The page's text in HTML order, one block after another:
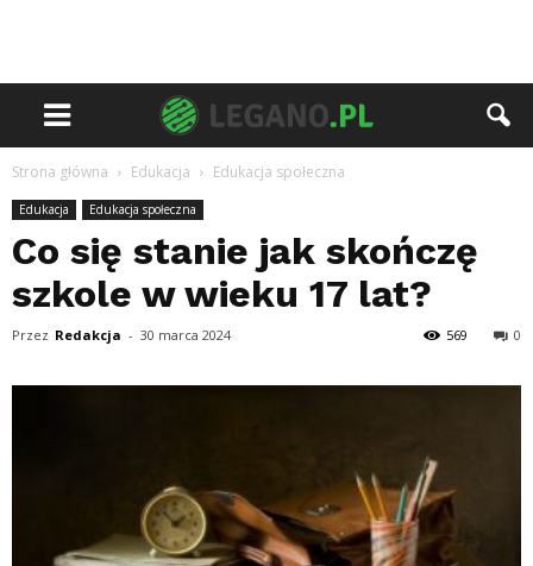
Strona główna Edukacja Edukacja społeczna
Edukacja Edukacja społeczna
Co się stanie jak skończę
szkole w wieku 17 lat?
Przez Redakcja - 30 marca 2024 0
569